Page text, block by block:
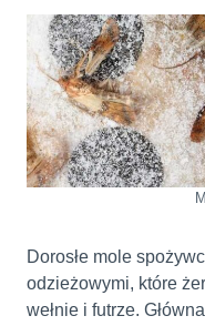
Dorosłe mole
odzieżowymi, które
wełnie i futrze.